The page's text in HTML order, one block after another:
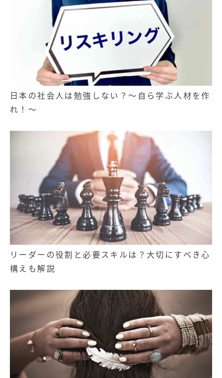
日本の社会人は勉強しない？～自ら学ぶ人材を作
れ！～
リーダーの役割と必要スキルは？大切にすべき心
構えも解説